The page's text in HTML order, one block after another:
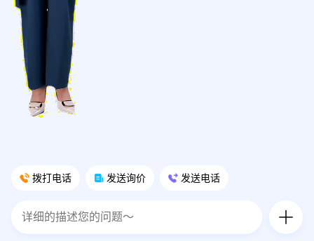
拨打电话 发送询价 发送电话